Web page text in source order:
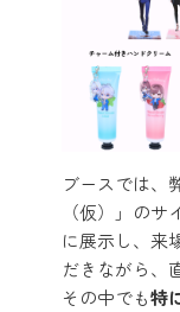
ブースでは、
（仮）」の
に展示し、来
だきながら、
その中でも特